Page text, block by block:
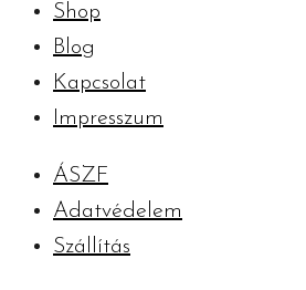
Shop
Blog
Kapcsolat
Impresszum
ÁSZF
Adatvédelem
Szállítás